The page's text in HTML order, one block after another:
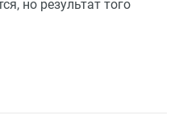
но результат того